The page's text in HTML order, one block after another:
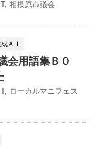
, 相模原市議会
ＡＩ
会用語集ＢＯ
, ローカルマニフェス